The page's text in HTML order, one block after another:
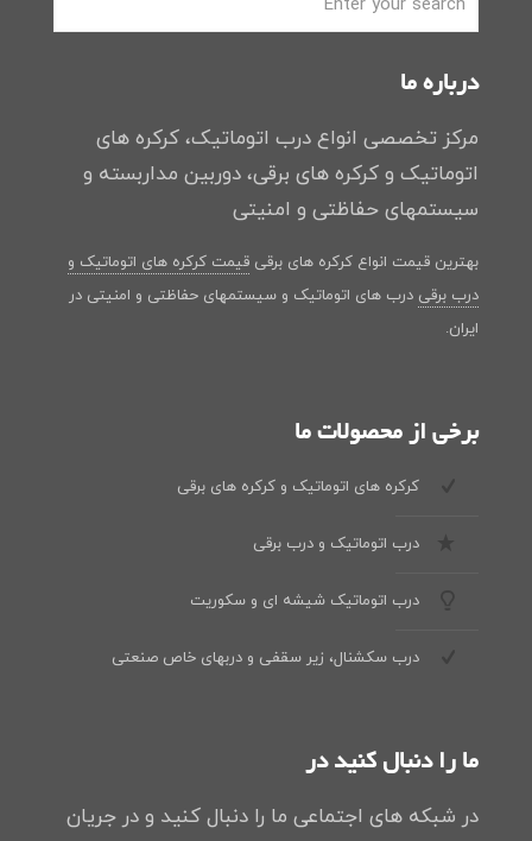
درباره ما
مرکز تخصصی انواع درب اتوماتیک، کرکره های
اتوماتیک و کرکره های برقی، دوربین مداربسته و
سیستمهای حفاظتی و امنیتی
بهترین قیمت انواع کرکره های برقی قیمت کرکره های اتوماتیک و
درب برقی درب های اتوماتیک و سیستمهای حفاظتی و امنیتی در
ایران.
برخی از محصولات ما
کرکره های اتوماتیک و کرکره های برقی
درب اتوماتیک و درب برقی
درب اتوماتیک شیشه ای و سکوریت
درب سکشنال، زیر سقفی و دربهای خاص صنعتی
ما را دنبال کنید در
در شبکه های اجتماعی ما را دنبال کنید و در جریان